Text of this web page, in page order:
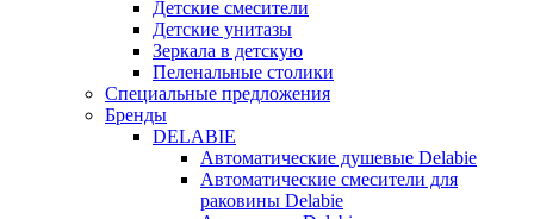
Детские смесители
Детские унитазы
Зеркала в детскую
Пеленальные столики
Специальные предложения
Бренды
DELABIE
Автоматические душевые Delabie
Автоматические смесители для
раковины Delabie